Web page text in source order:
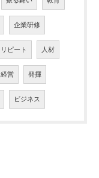
企業研修
リピート 人材
経営 発揮
ビジネス